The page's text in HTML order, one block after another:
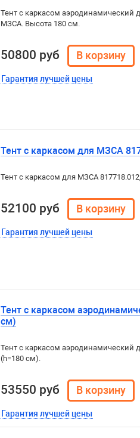
Тент с каркасом аэродинамический
МЗСА. Высота 180 см.
50800 руб
Гарантия лучшей цены
Тент с каркасом для МЗСА
Тент с каркасом для МЗСА
52100 руб
Гарантия лучшей цены
Тент с каркасом
см)
Тент с каркасом аэродинамический
(h=180 см).
53550 руб
Гарантия лучшей цены